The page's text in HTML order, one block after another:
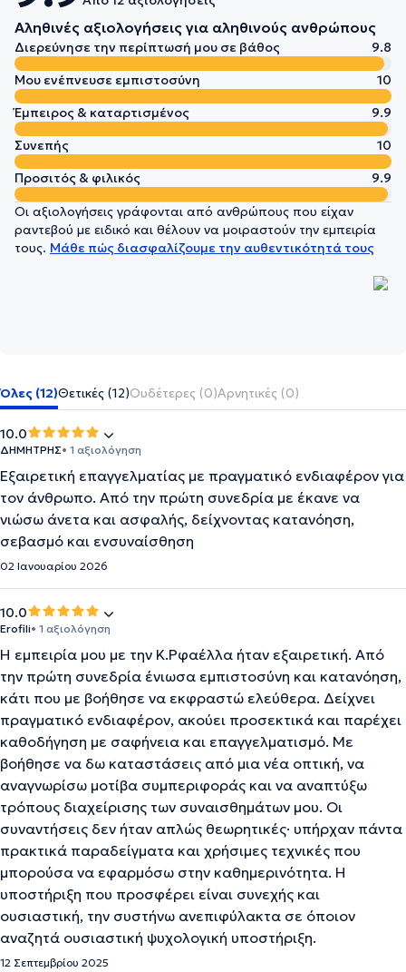
Αληθινές αξιολογήσεις για αληθινούς ανθρώπους
Διερεύνησε την περίπτωσή μου σε βάθος
9.8
Μου ενέπνευσε εμπιστοσύνη
10
Έμπειρος & καταρτισμένος
9.9
Συνεπής
10
Προσιτός & φιλικός
9.9
Οι αξιολογήσεις γράφονται από ανθρώπους που είχαν
ραντεβού με ειδικό και θέλουν να μοιραστούν την εμπειρία
τους. Μάθε πώς διασφαλίζουμε την αυθεντικότητά τους
Όλες (12)Θετικές (12)Ουδέτερες (0)Αρνητικές (0)
10.0
ΔΗΜΗΤΡΗΣ• 1 αξιολόγηση
Εξαιρετική επαγγελματίας με πραγματικό ενδιαφέρον για
τον άνθρωπο. Από την πρώτη συνεδρία με έκανε να
νιώσω άνετα και ασφαλής, δείχνοντας κατανόηση,
σεβασμό και ενσυναίσθηση
02 Ιανουαρίου 2026
10.0
Erofili• 1 αξιολόγηση
Η εμπειρία μου με την Κ.Ρφαέλλα ήταν εξαιρετική. Από
την πρώτη συνεδρία ένιωσα εμπιστοσύνη και κατανόηση,
κάτι που με βοήθησε να εκφραστώ ελεύθερα. Δείχνει
πραγματικό ενδιαφέρον, ακούει προσεκτικά και παρέχει
καθοδήγηση με σαφήνεια και επαγγελματισμό. Με
βοήθησε να δω καταστάσεις από μια νέα οπτική, να
αναγνωρίσω μοτίβα συμπεριφοράς και να αναπτύξω
τρόπους διαχείρισης των συναισθημάτων μου. Οι
συναντήσεις δεν ήταν απλώς θεωρητικές· υπήρχαν πάντα
πρακτικά παραδείγματα και χρήσιμες τεχνικές που
μπορούσα να εφαρμόσω στην καθημερινότητα. Η
υποστήριξη που προσφέρει είναι συνεχής και
ουσιαστική, την συστήνω ανεπιφύλακτα σε όποιον
αναζητά ουσιαστική ψυχολογική υποστήριξη.
12 Σεπτεμβρίου 2025